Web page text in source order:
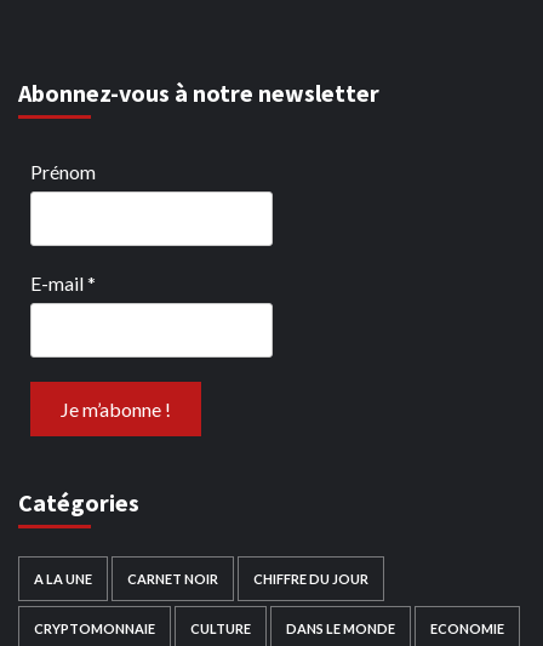
Abonnez-vous à notre newsletter
Prénom
E-mail*
Catégories
A LA UNE CARNET NOIR CHIFFRE DU JOUR
CRYPTOMONNAIE CULTURE DANS LE MONDE ECONOMIE